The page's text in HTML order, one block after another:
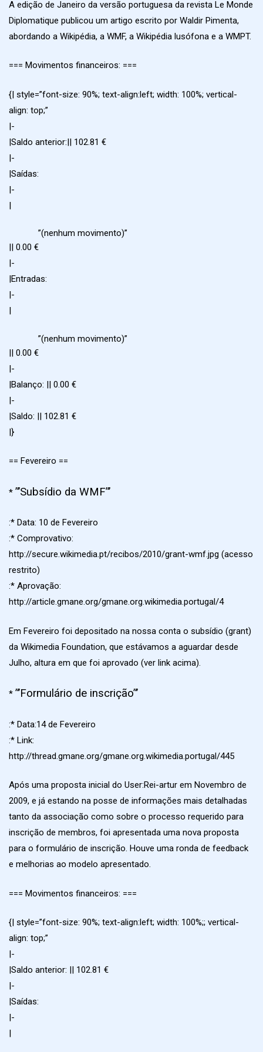
A edição de Janeiro da versão portuguesa da revista Le Monde
Diplomatique publicou um artigo escrito por Waldir Pimenta,
abordando a Wikipédia, a WMF, a Wikipédia lusófona e a WMPT.
=== Movimentos financeiros: ===
{| style=”font-size: 90%; text-align:left; width: 100%; vertical-
align: top;”
|-
|Saldo anterior:|| 102.81 €
|-
|Saídas:
|-
|
”(nenhum movimento)”
|| 0.00 €
|-
|Entradas:
|-
|
”(nenhum movimento)”
|| 0.00 €
|-
|Balanço: || 0.00 €
|-
|Saldo: || 102.81 €
|}
== Fevereiro ==
* ”’Subsídio da WMF”’
:* Data: 10 de Fevereiro
:* Comprovativo:
http://secure.wikimedia.pt/recibos/2010/grant-wmf.jpg (acesso
restrito)
:* Aprovação:
http://article.gmane.org/gmane.org.wikimedia.portugal/4
Em Fevereiro foi depositado na nossa conta o subsídio (grant)
da Wikimedia Foundation, que estávamos a aguardar desde
Julho, altura em que foi aprovado (ver link acima).
* ”’Formulário de inscrição”’
:* Data:14 de Fevereiro
:* Link:
http://thread.gmane.org/gmane.org.wikimedia.portugal/445
Após uma proposta inicial do User:Rei-artur em Novembro de
2009, e já estando na posse de informações mais detalhadas
tanto da associação como sobre o processo requerido para
inscrição de membros, foi apresentada uma nova proposta
para o formulário de inscrição. Houve uma ronda de feedback
e melhorias ao modelo apresentado.
=== Movimentos financeiros: ===
{| style=”font-size: 90%; text-align:left; width: 100%;; vertical-
align: top;”
|-
|Saldo anterior: || 102.81 €
|-
|Saídas:
|-
|